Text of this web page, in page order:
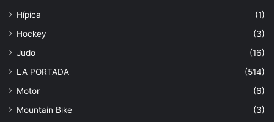
Hípica
(1)
Hockey
(3)
Judo
(16)
LA PORTADA
(514)
Motor
(6)
Mountain Bike
(3)